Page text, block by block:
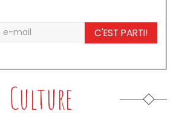
C'EST PARTI!
Culture